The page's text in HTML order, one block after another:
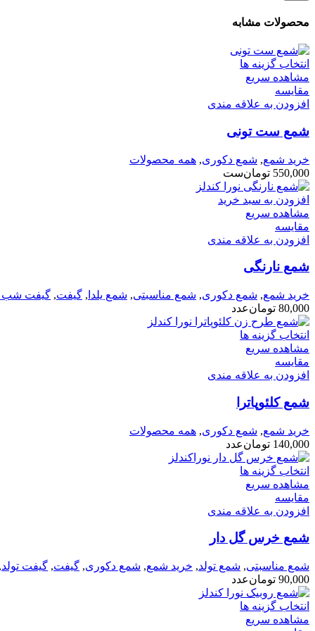
محصولات مشابه
انتخاب گزینه ها
مشاهده سریع
مقایسه
افزودن به علاقه مندی
شمع ست تونی
خرید شمع, شمع دکوری, همه محصولات
550,000 تومانست
افزودن به سبد خرید
مشاهده سریع
مقایسه
افزودن به علاقه مندی
شمع نارنگی
خرید شمع, شمع دکوری, شمع مناسبتی, شمع یلدا , گیفت, گیفت شب
80,000 تومانعدد
انتخاب گزینه ها
مشاهده سریع
مقایسه
افزودن به علاقه مندی
شمع کلئوپاترا
خرید شمع, شمع دکوری, همه محصولات
140,000 تومانعدد
انتخاب گزینه ها
مشاهده سریع
مقایسه
افزودن به علاقه مندی
شمع خرس گل دار
شمع مناسبتی, شمع تولد, خرید شمع, شمع دکوری, گیفت, گیفت تولد,
90,000 تومانعدد
انتخاب گزینه ها
مشاهده سریع